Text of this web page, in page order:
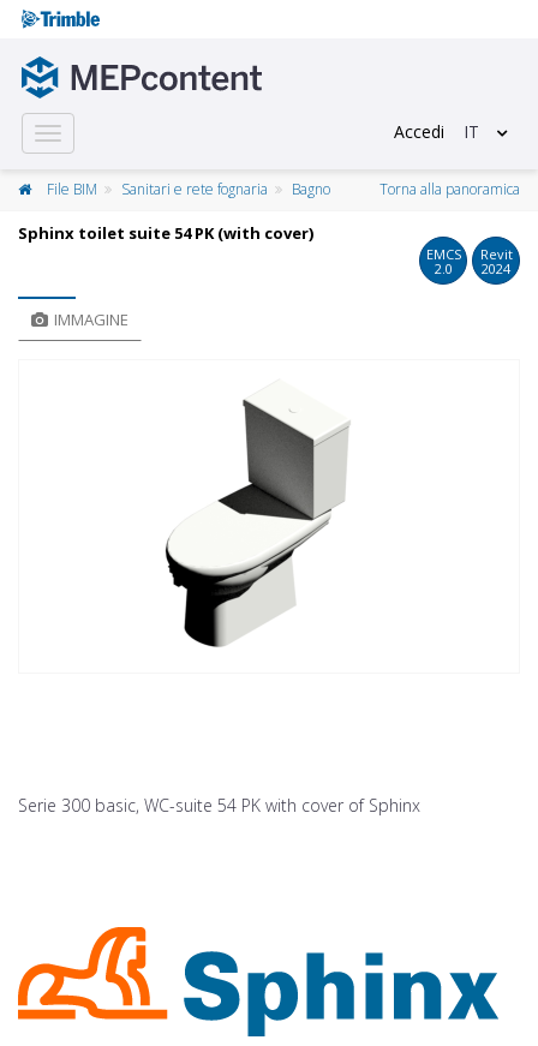
Toggle
navigation
Accedi IT
File BIM Sanitari e rete fognaria Bagno Torna alla panoramica
Sphinx toilet suite 54 PK (with cover)
EMCS
2.0
Revit
2024
IMMAGINE
Serie 300 basic, WC-suite 54 PK with cover of Sphinx